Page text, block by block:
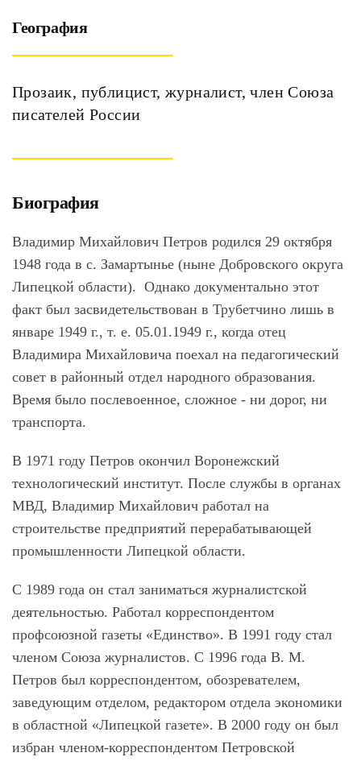
Прозаик, публицист, журналист, член Союза
писателей России
Биография
Владимир Михайлович Петров родился 29 октября
1948 года в с. Замартынье (ныне Добровского округа
Липецкой области). Однако документально этот
факт был засвидетельствован в Трубетчино лишь в
январе 1949 г., т. е. 05.01.1949 г., когда отец
Владимира Михайловича поехал на педагогический
совет в районный отдел народного образования.
Время было послевоенное, сложное - ни дорог, ни
транспорта.
В 1971 году Петров окончил Воронежский
технологический институт. После службы в органах
МВД, Владимир Михайлович работал на
строительстве предприятий перерабатывающей
промышленности Липецкой области.
С 1989 года он стал заниматься журналистской
деятельностью. Работал корреспондентом
профсоюзной газеты «Единство». В 1991 году стал
членом Союза журналистов. С 1996 года В. М.
Петров был корреспондентом, обозревателем,
заведующим отделом, редактором отдела экономики
в областной «Липецкой газете». В 2000 году он был
избран членом-корреспондентом Петровской
География